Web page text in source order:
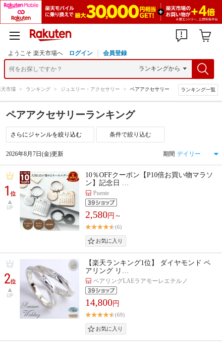
ようこそ 楽天市場へ ログイン 会員登録
天市場 > ランキング > ジュエリー・アクセサリー > ペアアクセサリー ランキング一覧
ペアアクセサリーランキング
条件で絞り込む
2026年8月7日(金)更新 期間
1位
UP
10％OFFクーポン【P10倍お買い物マラソ
ン】記念日 …
Puente
2,580円～
(6)
2位
UP
【楽天ランキング1位】 ダイヤモンド ペ
アリング リ…
ペアリングLAEラアモーレエテルノ
14,800円
(69)